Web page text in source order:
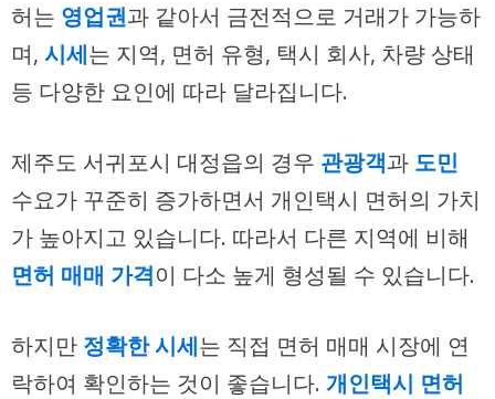
허는 영업권과 같아서 금전적으로 거래가 가능하
며, 시세는 지역, 면허 유형, 택시 회사, 차량 상태
등 다양한 요인에 따라 달라집니다.
제주도 서귀포시 대정읍의 경우 관광객과 도민
수요가 꾸준히 증가하면서 개인택시 면허의 가치
가 높아지고 있습니다. 따라서 다른 지역에 비해
면허 매매 가격이 다소 높게 형성될 수 있습니다.
하지만 정확한 시세는 직접 면허 매매 시장에 연
락하여 확인하는 것이 좋습니다. 개인택시 면허